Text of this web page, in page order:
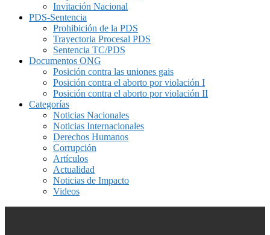
Invitación Nacional
PDS-Sentencia
Prohibición de la PDS
Trayectoria Procesal PDS
Sentencia TC/PDS
Documentos ONG
Posición contra las uniones gais
Posición contra el aborto por violación I
Posición contra el aborto por violación II
Categorías
Noticias Nacionales
Noticias Internacionales
Derechos Humanos
Corrupción
Artículos
Actualidad
Noticias de Impacto
Videos